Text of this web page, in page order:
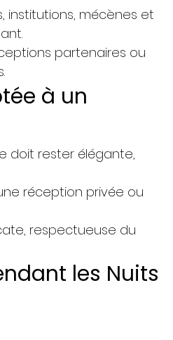
mécènes et
partenaires ou
à un
doit rester élégante,
réception privée ou
respectueuse du
les Nuits